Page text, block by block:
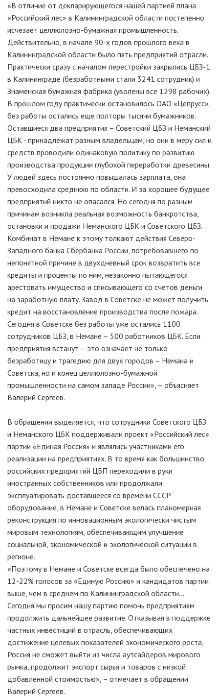
«В отличие от декларирующегося нашей партией плана
«Российский лес» в Калининградской области постепенно
исчезает целлюлозно-бумажная промышленность.
Действительно, в начале 90-х годов прошлого века в
Калининградской области было пять предприятий отрасли.
Практически сразу с началом перестройки закрылись ЦБЗ-1
в Калининграде (безработными стали 3241 сотрудник) и
Знаменская бумажная фабрика (уволены все 1298 рабочих).
В прошлом году практически остановилось ОАО «Цепрусс»,
без работы остались еще полторы тысячи бумажников.
Оставшиеся два предприятия – Советский ЦБЗ и Неманский
ЦБК - принадлежат разным владельцам, но они в меру сил и
средств проводили одинаковую политику по развитию
производства продукции глубокой переработки древесины.
У людей здесь постоянно повышалась зарплата, она
превосходила среднюю по области. И за хорошее будущее
предприятий никто не опасался. Но сегодня по разным
причинам возникла реальная возможность банкротства,
остановки и продажи Неманского ЦБК и Советского ЦБЗ.
Комбинат в Немане к этому толкают действия Северо-
Западного банка Сбербанка России, потребовавшего по
непонятной причине в двухдневный срок возвратить все
кредиты и проценты по ним, незаконно пытающегося
арестовать имущество и списывающего со счетов деньги
на заработную плату. Завод в Советске не может получить
кредит на восстановление производства после пожара.
Сегодня в Советске без работы уже остались 1100
сотрудников ЦБЗ, в Немане – 500 работников ЦБК. Если
предприятия встанут – это означает не только
безработицу и трагедию для двух городов – Немана и
Советска, но и конец целлюлозно-бумажной
промышленности на самом западе России», – объясняет
Валерий Сергеев.
В обращении выделяется, что сотрудники Советского ЦБЗ
и Неманского ЦБК поддерживали проект «Российский лес»
партии «Единая Россия» и являлись участниками его
реализации на предприятиях. В то время как большинство
российских предприятий ЦБП переходили в руки
иностранных собственников или продолжали
эксплуатировать доставшееся со времени СССР
оборудование, в Немане и Советске велась планомерная
реконструкция по инновационным экологически чистым
мировым технологиям, обеспечивающим улучшение
социальной, экономической и экологической ситуации в
регионе.
«Поэтому в Немане и Советске всегда было обеспечено на
12-22% голосов за «Единую Россию» и кандидатов партии
выше, чем в среднем по Калининградской области…
Сегодня мы просим нашу партию помочь предприятиям
продолжить дальнейшее развитие. Отказывая в поддержке
частных инвестиций в отрасль, обеспечивающих
достижение целевых показателей экономического роста,
Россия не сможет выйти из числа аутсайдеров мирового
рынка, продолжит экспорт сырья и товаров с низкой
добавленной стоимостью», – отмечает в обращении
Валерий Сергеев.